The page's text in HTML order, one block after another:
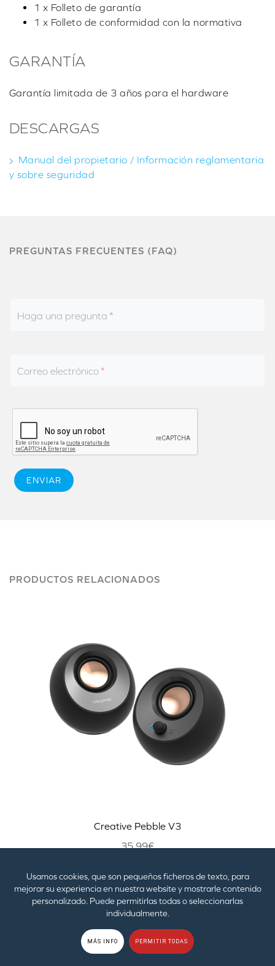
Usamos cookies, que son pequeños ficheros de texto, para
mejorar su experiencia en nuestra website y mostrarle contenido
personalizado. Puede permitirlas todas o seleccionarlas
individualmente.
MÁS INFO PERMITIR TODAS
1 x Folleto de garantía
1 x Folleto de conformidad con la normativa
GARANTÍA
Garantía limitada de 3 años para el hardware
DESCARGAS
Manual del propietario / Información reglamentaria
y sobre seguridad
PREGUNTAS FRECUENTES (FAQ)
Haga una pregunta
Correo electrónico
ENVIAR
PRODUCTOS RELACIONADOS
Creative Pebble V3
35,99€
MÁS COMPRAR